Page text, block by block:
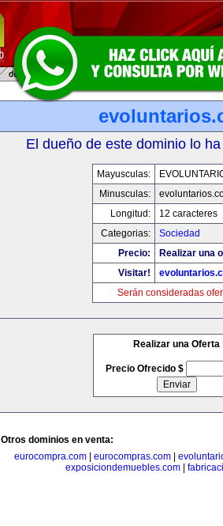
El dueño de este dominio lo
Mayusculas:
Minusculas:
Longitud:
12 caracteres
Categorias:
Sociedad
Precio:
Realizar una
Visitar!
Serán consideradas
Realizar una Oferta
Precio Ofrecido $
Otros dominios en venta:
eurocompra.com| eurocompras.com|
exposiciondemuebles.com|